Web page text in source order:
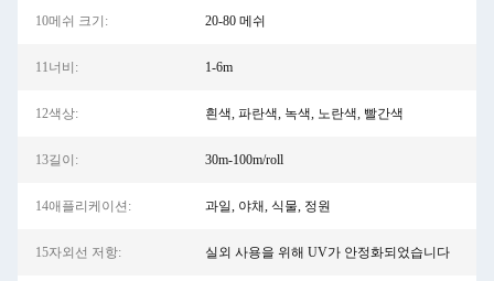
10메쉬 크기: 20-80 메쉬
11너비: 1-6m
12색상: 흰색, 파란색, 녹색, 노란색, 빨간색
13길이: 30m-100m/roll
14애플리케이션: 과일, 야채, 식물, 정원
15자외선 저항: 실외 사용을 위해 UV가 안정화되었습니다